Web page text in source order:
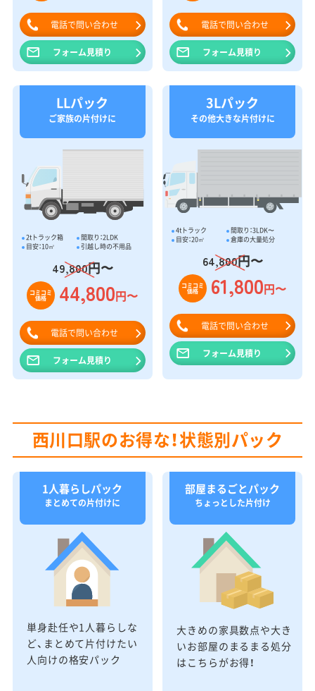
電話で問い合わせ
フォーム見積り
電話で問い合わせ
フォーム見積り
LLパック
ご家族の片付けに
2tトラック箱
間取り：2LDK
目安：10㎥
引越し時の不用品
49,800円〜
コミコミ
価格 44,800円〜
電話で問い合わせ
フォーム見積り
3Lパック
その他大きな片付けに
4tトラック
間取り：3LDK〜
目安：20㎥
倉庫の大量処分
64,800円〜
コミコミ
価格 61,800円〜
電話で問い合わせ
フォーム見積り
西川口駅のお得な！状態別パック
1人暮らしパック
まとめての片付けに
単身赴任や1人暮らしな
ど、まとめて片付けたい
人向けの格安パック
部屋まるごとパック
ちょっとした片付け
大きめの家具数点や大き
いお部屋のまるまる処分
はこちらがお得！